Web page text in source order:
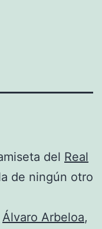
del Real
de ningún otro
Álvaro Arbeloa,